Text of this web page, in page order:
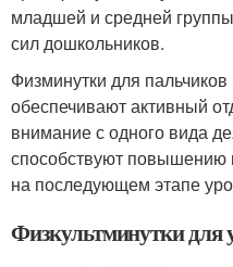
младшей и средней
сил дошкольников.
Физминутки для
обеспечивают активный
внимание с одного вида
способствуют повышению
на последующем этапе
Физкультминутки для